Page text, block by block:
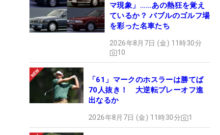
不動：そうですね。
原田：ところで、レギュラーツアーに出続けている
と、昔との違いみたいなものは感じる？出場してる
人達もずいぶん変わったけど。
不動：う～ん。いまはレストランに人がいない
（笑）。
原田：あはははは。コロナもあったからね。
不動：そうですね。
原田：レジェンズに出てみて違いは感じる？
不動：プレーのペースがだいぶ速いですね。レジェ
マ現象」……あの熱狂を覚え
ているか？ バブルのゴルフ場
を彩った名車たち
2026年8月7日 (金) 11時30分
10
「61」マークのホスラーは勝てば
70人抜き！ 大逆転プレーオフ進
出なるか
2026年8月7日 (金) 11時30分 1